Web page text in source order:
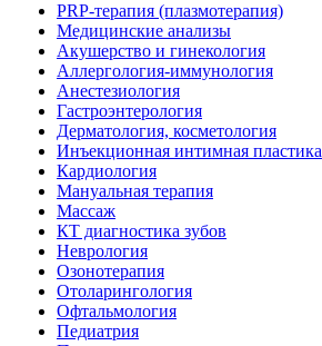
PRP-терапия (плазмотерапия)
Медицинские анализы
Акушерство и гинекология
Аллергология-иммунология
Анестезиология
Гастроэнтерология
Дерматология, косметология
Инъекционная интимная пластика
Кардиология
Мануальная терапия
Массаж
КТ диагностика зубов
Неврология
Озонотерапия
Отоларингология
Офтальмология
Педиатрия